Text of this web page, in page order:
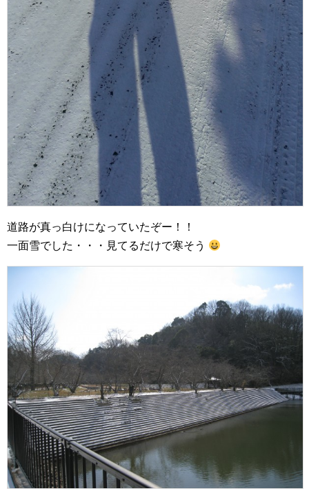
道路が真っ白けになっていたぞー！！
一面雪でした・・・見てるだけで寒そう